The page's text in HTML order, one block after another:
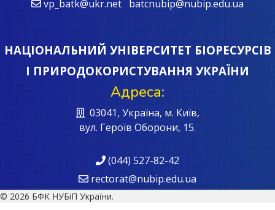
vp_batk@ukr.net batcnubip@nubip.edu.ua
НАЦІОНАЛЬНИЙ УНІВЕРСИТЕТ БІОРЕСУРСІВ
І ПРИРОДОКОРИСТУВАННЯ УКРАЇНИ
Адреса:
03041, Україна, м. Київ,
вул. Героїв Oборони, 15.
(044) 527-82-42
rectorat@nubip.edu.ua
© 2026 БФК НУБіП України.